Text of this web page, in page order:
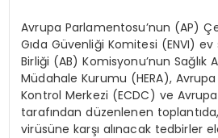
Avrupa Parlamentosu’nun (AP)
Gıda Güvenliği Komitesi (ENVI)
Birliği (AB) Komisyonu’nun Sağlık
Müdahale Kurumu (HERA),
Kontrol Merkezi (ECDC) ve Avrupa
tarafından düzenlenen
virüsüne karşı alınacak tedbirler